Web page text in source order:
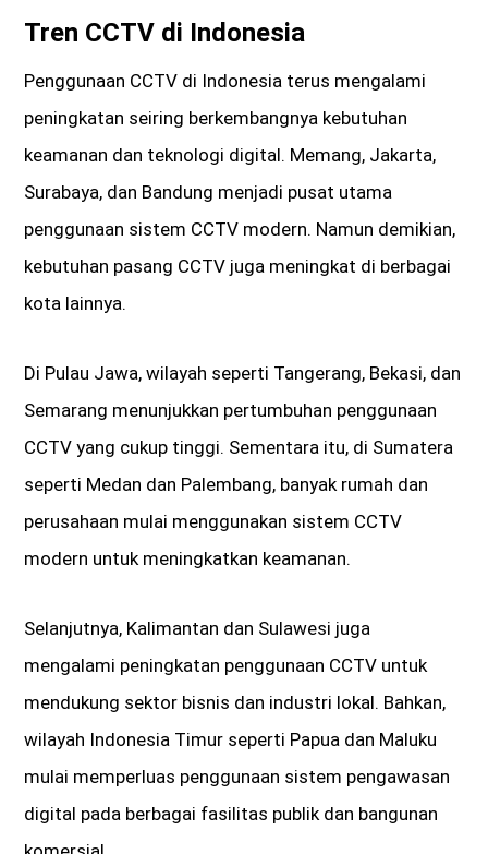
Tren CCTV di Indonesia
Penggunaan CCTV di Indonesia terus mengalami
peningkatan seiring berkembangnya kebutuhan
keamanan dan teknologi digital. Memang, Jakarta,
Surabaya, dan Bandung menjadi pusat utama
penggunaan sistem CCTV modern. Namun demikian,
kebutuhan pasang CCTV juga meningkat di berbagai
kota lainnya.
Di Pulau Jawa, wilayah seperti Tangerang, Bekasi, dan
Semarang menunjukkan pertumbuhan penggunaan
CCTV yang cukup tinggi. Sementara itu, di Sumatera
seperti Medan dan Palembang, banyak rumah dan
perusahaan mulai menggunakan sistem CCTV
modern untuk meningkatkan keamanan.
Selanjutnya, Kalimantan dan Sulawesi juga
mengalami peningkatan penggunaan CCTV untuk
mendukung sektor bisnis dan industri lokal. Bahkan,
wilayah Indonesia Timur seperti Papua dan Maluku
mulai memperluas penggunaan sistem pengawasan
digital pada berbagai fasilitas publik dan bangunan